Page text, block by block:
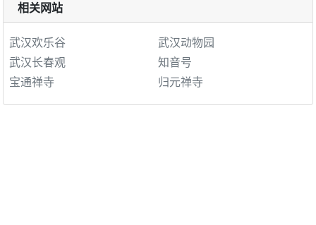
相关网站
武汉欢乐谷
武汉动物园
武汉长春观
知音号
宝通禅寺
归元禅寺